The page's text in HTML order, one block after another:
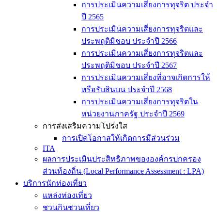
การประเมินความเสี่ยงการทุจริต ประจำ
ปี 2565
การประเมินความเสี่ยงการทุจริตและ
ประพฤติมิชอบ ประจำปี 2566
การประเมินความเสี่ยงการทุจริตและ
ประพฤติมิชอบ ประจำปี 2567
การประเมินความเสี่ยงที่อาจเกิดการให้
หรือรับสินบน ประจำปี 2568
การประเมินความเสี่ยงการทุจริตใน
หน่วยงานภาครัฐ ประจำปี 2569
การส่งเสริมความโปร่งใส
การเปิดโอกาสให้เกิดการมีส่วนร่วม
ITA
ผลการประเมินประสิทธิภาพขององค์กรปกครอง
ส่วนท้องถิ่น (Local Performance Assessment : LPA)
บริการนักท่องเที่ยว
แหล่งท่องเที่ยว
ชวนกินชวนเที่ยว